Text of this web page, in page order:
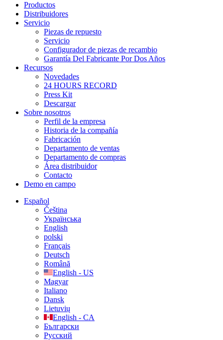
Productos
Distribuidores
Servicio
Piezas de repuesto
Servicio
Configurador de piezas de recambio
Garantía Del Fabricante Por Dos Años
Recursos
Novedades
24 HOURS RECORD
Press Kit
Descargar
Sobre nosotros
Perfil de la empresa
Historia de la compañía
Fabricación
Departamento de ventas
Departamento de compras
Área distribuidor
Contacto
Demo en campo
Español
Čeština
Українська
English
polski
Français
Deutsch
Română
English - US
Magyar
Italiano
Dansk
Lietuvių
English - CA
Български
Русский